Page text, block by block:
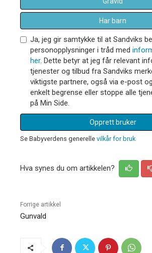
Har barn
Ja, jeg gir samtykke til at Sandviks
personopplysninger i tråd med
her. Dette betyr at jeg får relevant
tjenester og tilbud fra Sandviks
viktigste partnere, også via e-post
enkelt begrense eller stoppe alle
på Min Side.
Opprett bruker
Se Babyverdens generelle vilkår for bruk
Hva synes du om artikkelen?
Forrige artikkel
Gunvald